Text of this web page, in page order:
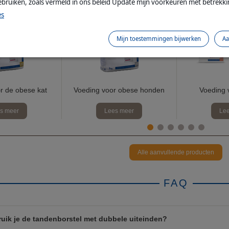
de obese kat
meer
Voeding voor obese honden
Lees meer
Voeding
Alle aanvullende producten
FAQ
je de tandenborstel met dubbele uiteinden?
Mijn toestemmingen bijwerken